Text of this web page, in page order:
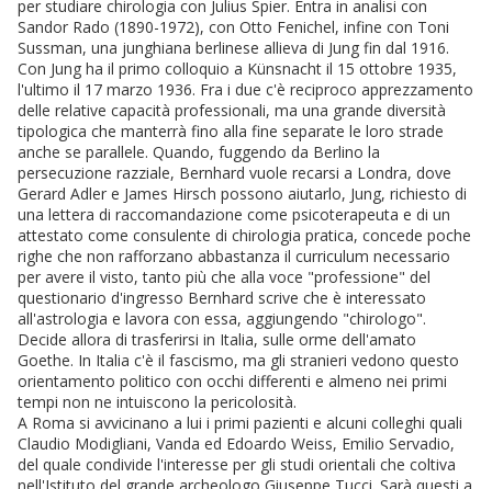
per studiare chirologia con Julius Spier. Entra in analisi con
Sandor Rado (1890-1972), con Otto Fenichel, infine con Toni
Sussman, una junghiana berlinese allieva di Jung fin dal 1916.
Con Jung ha il primo colloquio a Künsnacht il 15 ottobre 1935,
l'ultimo il 17 marzo 1936. Fra i due c'è reciproco apprezzamento
delle relative capacità professionali, ma una grande diversità
tipologica che manterrà fino alla fine separate le loro strade
anche se parallele. Quando, fuggendo da Berlino la
persecuzione razziale, Bernhard vuole recarsi a Londra, dove
Gerard Adler e James Hirsch possono aiutarlo, Jung, richiesto di
una lettera di raccomandazione come psicoterapeuta e di un
attestato come consulente di chirologia pratica, concede poche
righe che non rafforzano abbastanza il curriculum necessario
per avere il visto, tanto più che alla voce "professione" del
questionario d'ingresso Bernhard scrive che è interessato
all'astrologia e lavora con essa, aggiungendo "chirologo".
Decide allora di trasferirsi in Italia, sulle orme dell'amato
Goethe. In Italia c'è il fascismo, ma gli stranieri vedono questo
orientamento politico con occhi differenti e almeno nei primi
tempi non ne intuiscono la pericolosità.
A Roma si avvicinano a lui i primi pazienti e alcuni colleghi quali
Claudio Modigliani, Vanda ed Edoardo Weiss, Emilio Servadio,
del quale condivide l'interesse per gli studi orientali che coltiva